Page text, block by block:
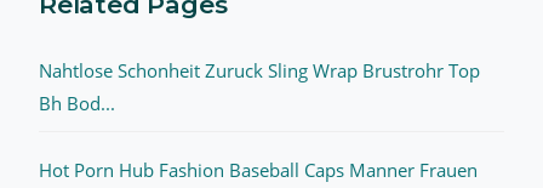
Nahtlose Schonheit Zuruck Sling Wrap Brustrohr Top
Bh Bod...
Hot Porn Hub Fashion Baseball Caps Manner Frauen